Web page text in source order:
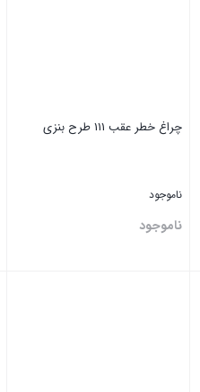
چراغ خطر عقب 111 طرح بنزی
ناموجود
ناموجود